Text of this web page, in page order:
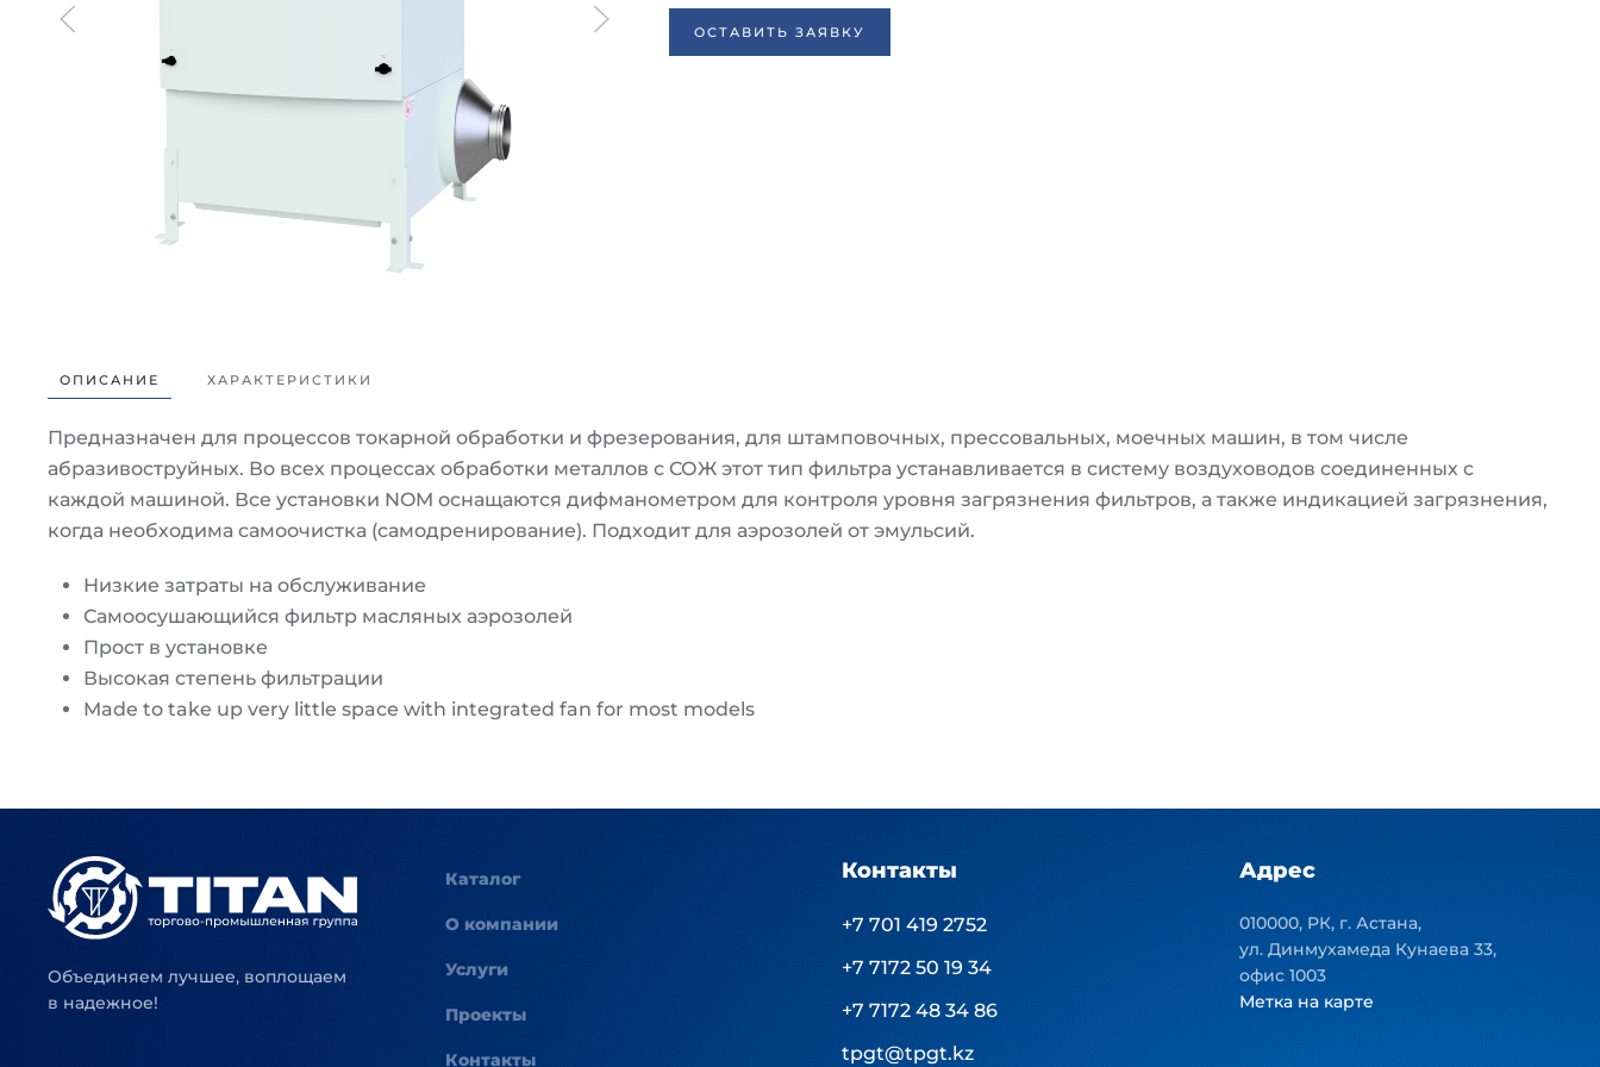
ОСТАВИТЬ ЗАЯВКУ
ОПИСАНИЕ ХАРАКТЕРИСТИКИ
Предназначен для процессов токарной обработки и фрезерования, для штамповочных, прессовальных, моечных машин, в том числе
абразивоструйных. Во всех процессах обработки металлов с СОЖ этот тип фильтра устанавливается в систему воздуховодов соединенных с
каждой машиной. Все установки NOM оснащаются дифманометром для контроля уровня загрязнения фильтров, а также индикацией загрязнения,
когда необходима самоочистка (самодренирование). Подходит для аэрозолей от эмульсий.
Низкие затраты на обслуживание
Самоосушающийся фильтр масляных аэрозолей
Прост в установке
Высокая степень фильтрации
Made to take up very little space with integrated fan for most models
Объединяем лучшее, воплощаем
в надежное!
Каталог
О компании
Услуги
Проекты
Контакты
Контакты
+7 701 419 2752
+7 7172 50 19 34
+7 7172 48 34 86
tpgt@tpgt.kz
Адрес
010000, РК, г. Астана,
ул. Динмухамеда Кунаева 33,
офис 1003
Метка на карте